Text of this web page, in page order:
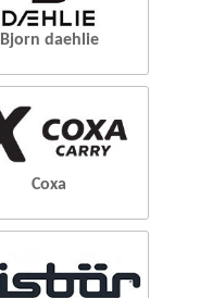
Bjorn daehlie
Coxa